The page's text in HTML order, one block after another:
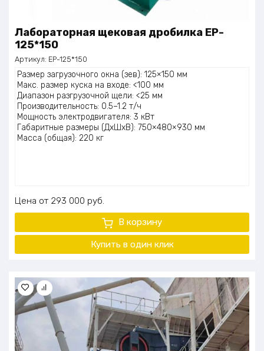
Лабораторная щековая дробилка EP-
125*150
Артикул: EP-125*150
Размер загрузочного окна (зев): 125×150 мм
Макс. размер куска на входе: <100 мм
Диапазон разгрузочной щели: <25 мм
Производительность: 0.5–1.2 т/ч
Мощность электродвигателя: 3 кВт
Габаритные размеры (ДхШхВ): 750×480×930 мм
Масса (общая): 220 кг
Цена 293 000 руб.
В корзину
Купить в один клик